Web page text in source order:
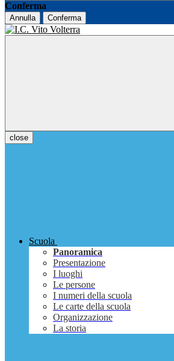
Conferma
Annulla Conferma
close
Scuola
Panoramica
Presentazione
I luoghi
Le persone
I numeri della scuola
Le carte della scuola
Organizzazione
La storia